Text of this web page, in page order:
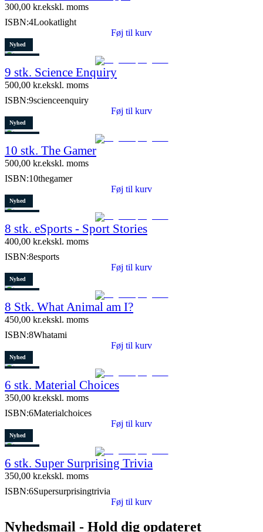
300,00 kr.ekskl. moms
ISBN:4Lookatlight
Føj til kurv
Nyhed
10 stk. tilbage
9 stk. Science Enquiry
500,00 kr.ekskl. moms
ISBN:9scienceenquiry
Føj til kurv
Nyhed
5 stk. tilbage
10 stk. The Gamer
500,00 kr.ekskl. moms
ISBN:10thegamer
Føj til kurv
Nyhed
6 stk. tilbage
8 stk. eSports - Sport Stories
400,00 kr.ekskl. moms
ISBN:8esports
Føj til kurv
Nyhed
10 stk. tilbage
8 Stk. What Animal am I?
450,00 kr.ekskl. moms
ISBN:8Whatami
Føj til kurv
Nyhed
5 stk. tilbage
6 stk. Material Choices
350,00 kr.ekskl. moms
ISBN:6Materialchoices
Føj til kurv
Nyhed
8 stk. tilbage
6 stk. Super Surprising Trivia
350,00 kr.ekskl. moms
ISBN:6Supersurprisingtrivia
Føj til kurv
Nyhedsmail - Hold dig opdateret